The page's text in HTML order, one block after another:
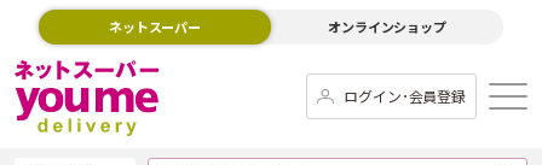
ネットスーパー オンラインショップ
ログイン･会員登録